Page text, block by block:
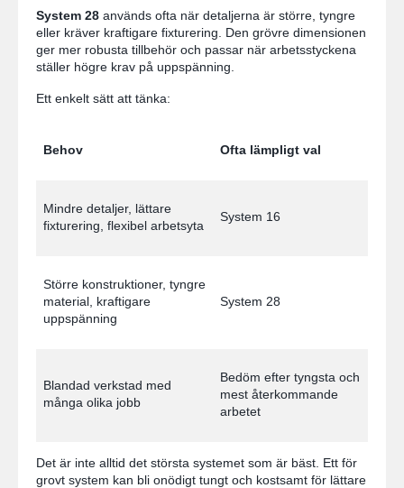
System 28 används ofta när detaljerna är större, tyngre
eller kräver kraftigare fixturering. Den grövre dimensionen
ger mer robusta tillbehör och passar när arbetsstyckena
ställer högre krav på uppspänning.
Ett enkelt sätt att tänka:
Behov Ofta lämpligt val
Mindre detaljer, lättare
fixturering, flexibel arbetsyta
System 16
Större konstruktioner, tyngre
material, kraftigare
uppspänning
System 28
Blandad verkstad med
många olika jobb
Bedöm efter tyngsta och
mest återkommande
arbetet
Det är inte alltid det största systemet som är bäst. Ett för
grovt system kan bli onödigt tungt och kostsamt för lättare